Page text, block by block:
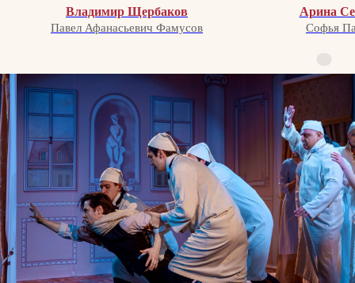
Владимир Щербаков
Павел Афанасьевич Фамусов
Арина
Софья
рекомендуем посмотреть